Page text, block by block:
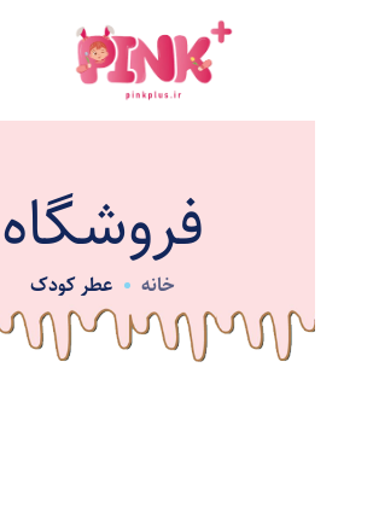
فروشگاه
خانه عطر کودک